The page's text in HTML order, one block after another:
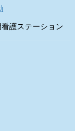
護ステーション